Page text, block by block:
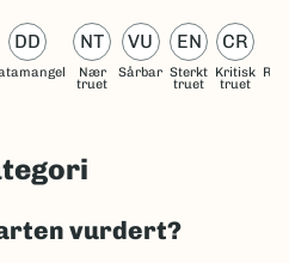
DD NT
Nær
truet
VU
Sårbar
EN
Sterkt
truet
CR
Kritisk
truet
vurdert?